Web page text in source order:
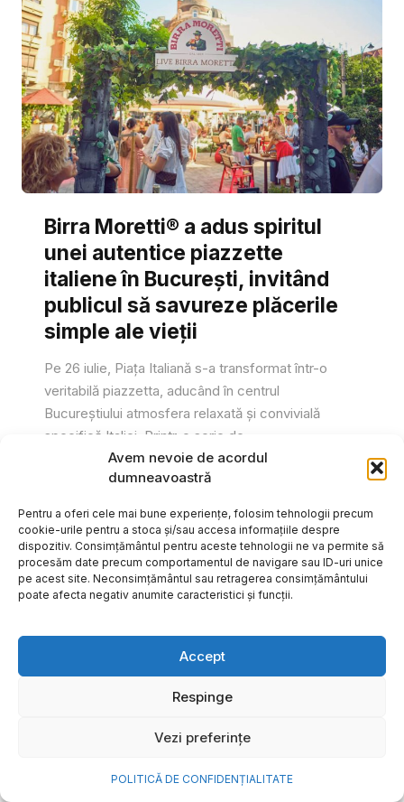
Avem nevoie de acordul
dumneavoastră
Pentru a oferi cele mai bune experiențe, folosim tehnologii precum
cookie-urile pentru a stoca și/sau accesa informațiile despre
dispozitiv. Consimțământul pentru aceste tehnologii ne va permite să
procesăm date precum comportamentul de navigare sau ID-uri unice
pe acest site. Neconsimțământul sau retragerea consimțământului
poate afecta negativ anumite caracteristici și funcții.
Accept
Respinge
Vezi preferințe
POLITICĂ DE CONFIDENȚIALITATE
Birra Moretti® a adus spiritul
unei autentice piazzette
italiene în București, invitând
publicul să savureze plăcerile
simple ale vieții
Pe 26 iulie, Piața Italiană s-a transformat într-o
veritabilă piazzetta, aducând în centrul
Bucureștiului atmosfera relaxată și convivială
specifică Italiei. Printr-o serie de...
Gabriel Barliga
frumoase amintiri ale verii într-